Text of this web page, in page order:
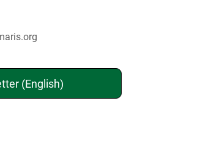
(English)